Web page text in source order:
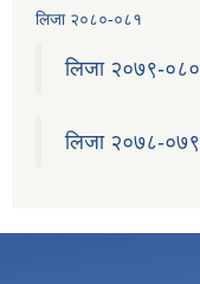
लिजा २०८०-०८१
लिजा २०७९-०८०
लिजा २०७८-०७९